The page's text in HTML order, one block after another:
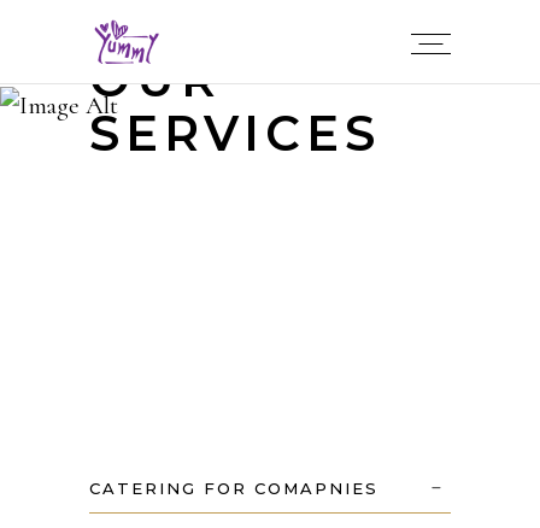
OUR
SERVICES
CATERING FOR COMAPNIES